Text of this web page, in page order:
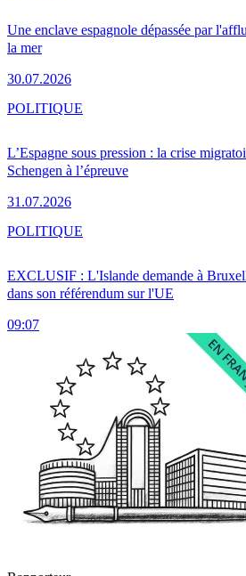
Une enclave espagnole dépassée par
la mer
30.07.2026
L’Espagne sous pression : la crise
Schengen à l’épreuve
31.07.2026
POLITIQUE
EXCLUSIF : L'Islande demande à
dans son référendum sur l'UE
09:07
POLITIQUE